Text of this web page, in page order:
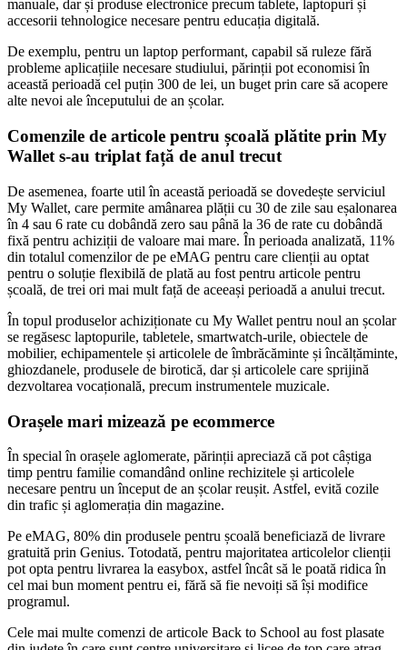
manuale, dar și produse electronice precum tablete, laptopuri și
accesorii tehnologice necesare pentru educația digitală.
De exemplu, pentru un laptop performant, capabil să ruleze fără
probleme aplicațiile necesare studiului, părinții pot economisi în
această perioadă cel puțin 300 de lei, un buget prin care să acopere
alte nevoi ale începutului de an școlar.
Comenzile de articole pentru școală plătite prin My
Wallet s-au triplat față de anul trecut
De asemenea, foarte util în această perioadă se dovedește serviciul
My Wallet, care permite amânarea plății cu 30 de zile sau eșalonarea
în 4 sau 6 rate cu dobândă zero sau până la 36 de rate cu dobândă
fixă pentru achiziții de valoare mai mare. În perioada analizată, 11%
din totalul comenzilor de pe eMAG pentru care clienții au optat
pentru o soluție flexibilă de plată au fost pentru articole pentru
școală, de trei ori mai mult față de aceeași perioadă a anului trecut.
În topul produselor achiziționate cu My Wallet pentru noul an școlar
se regăsesc laptopurile, tabletele, smartwatch-urile, obiectele de
mobilier, echipamentele și articolele de îmbrăcăminte și încălțăminte,
ghiozdanele, produsele de birotică, dar și articolele care sprijină
dezvoltarea vocațională, precum instrumentele muzicale.
Orașele mari mizează pe ecommerce
În special în orașele aglomerate, părinții apreciază că pot câștiga
timp pentru familie comandând online rechizitele și articolele
necesare pentru un început de an școlar reușit. Astfel, evită cozile
din trafic și aglomerația din magazine.
Pe eMAG, 80% din produsele pentru școală beneficiază de livrare
gratuită prin Genius. Totodată, pentru majoritatea articolelor clienții
pot opta pentru livrarea la easybox, astfel încât să le poată ridica în
cel mai bun moment pentru ei, fără să fie nevoiți să își modifice
programul.
Cele mai multe comenzi de articole Back to School au fost plasate